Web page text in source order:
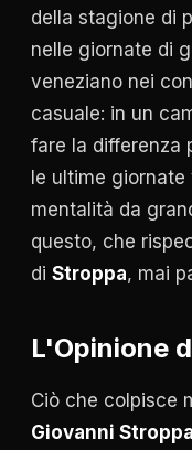
della stagione di
nelle giornate di
veneziano nei
casuale: in un
fare la differenza
le ultime
mentalità da
questo, che
di Stroppa, mai
L'Opinione
Ciò che colpisce
Giovanni Stroppa